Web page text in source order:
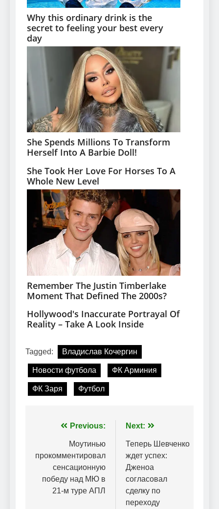
Tagged: Владислав Кочергин
Новости футбола ФК Арминия
ФК Заря Футбол
Навігація
записів
Previous:
Моутинью
прокомментировал
сенсационную
победу над МЮ в
21-м туре АПЛ
Next:
Теперь Шевченко
ждет успех:
Дженоа
согласовал
сделку по
переходу